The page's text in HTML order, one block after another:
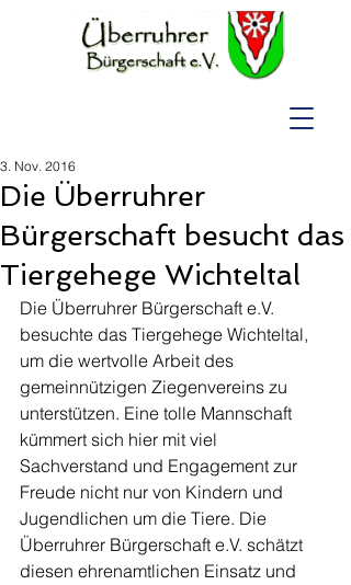
Die Überruhrer
Bürgerschaft besucht das
Tiergehege Wichteltal
3. Nov. 2016
Die Überruhrer Bürgerschaft e.V.
besuchte das Tiergehege Wichteltal,
um die wertvolle Arbeit des
gemeinnützigen Ziegenvereins zu
unterstützen. Eine tolle Mannschaft
kümmert sich hier mit viel
Sachverstand und Engagement zur
Freude nicht nur von Kindern und
Jugendlichen um die Tiere. Die
Überruhrer Bürgerschaft e.V. schätzt
diesen ehrenamtlichen Einsatz und